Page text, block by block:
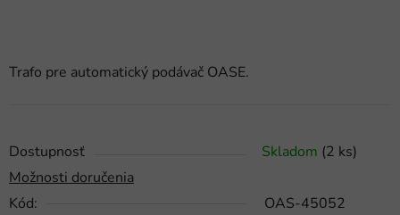
Trafo pre automatický podávač OASE.
Dostupnosť Skladom (2 ks)
Možnosti doručenia
Kód:
OAS-45052